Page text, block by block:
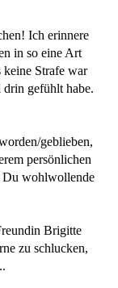
Ich erinnere
in so eine Art
Strafe war
gefühlt habe.
geblieben,
persönlichen
Du wohlwollende
Brigitte
zu schlucken,